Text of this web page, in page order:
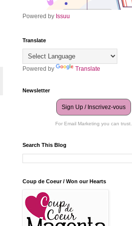
Powered by Issuu
Translate
Powered by Translate
Newsletter
Sign Up / Inscrivez-vous
For Email Marketing you can trust.
Search This Blog
Coup de Coeur / Won our Hearts